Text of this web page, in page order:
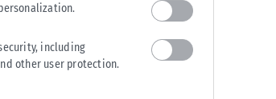
including
other user protection.